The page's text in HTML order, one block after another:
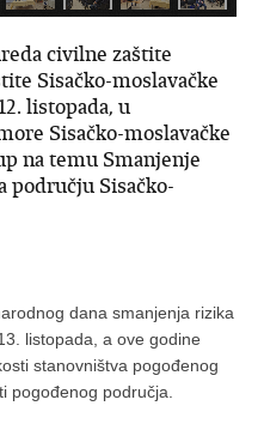
civilne zaštite
Sisačko-moslavačke
listopada, u
Sisačko-moslavačke
na temu Smanjenje
području Sisačko-
dana smanjenja rizika
listopada, a ove godine
stanovništva pogođenog
pogođenog područja.